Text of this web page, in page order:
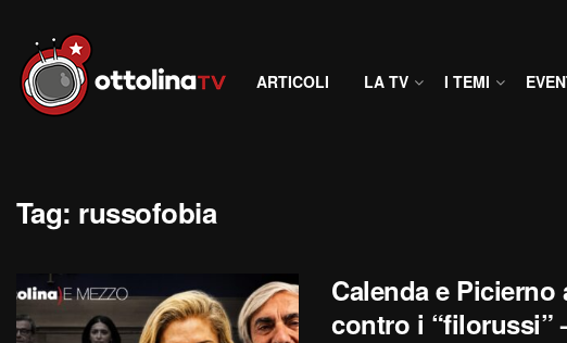
ARTICOLI LA TV I TEMI
Tag: russofobia
Calenda e
contro i “filorussi”